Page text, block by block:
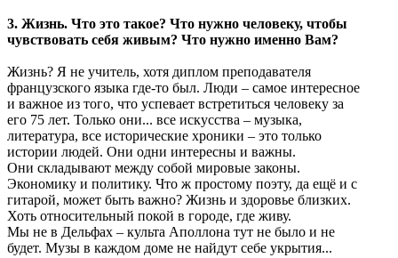
3. Жизнь. Что это такое? Что нужно человеку, чтобы
чувствовать себя живым? Что нужно именно Вам?
Жизнь? Я не учитель, хотя диплом преподавателя
французского языка где-то был. Люди – самое интересное
и важное из того, что успевает встретиться человеку за
его 75 лет. Только они... все искусства – музыка,
литература, все исторические хроники – это только
истории людей. Они одни интересны и важны.
Они складывают между собой мировые законы.
Экономику и политику. Что ж простому поэту, да ещё и с
гитарой, может быть важно? Жизнь и здоровье близких.
Хоть относительный покой в городе, где живу.
Мы не в Дельфах – культа Аполлона тут не было и не
будет. Музы в каждом доме не найдут себе укрытия...